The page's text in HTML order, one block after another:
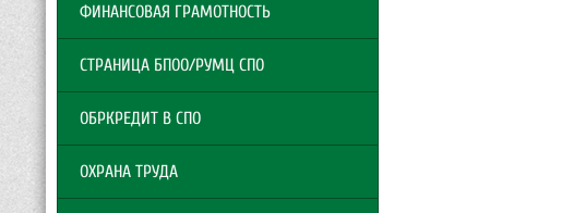
ФИНАНСОВАЯ ГРАМОТНОСТЬ
СТРАНИЦА БПОО/РУМЦ СПО
ОБРКРЕДИТ В СПО
ОХРАНА ТРУДА